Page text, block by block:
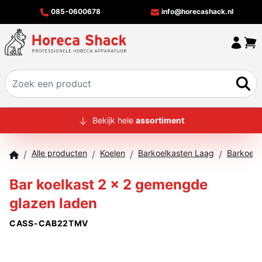
085-0600678 info@horecashack.nl
HOME
OVER ONS
MERKEN
OFFERTECHECKER
Bekijk hele assortiment
/ Alle producten / Koelen / Barkoelkasten Laag /
Bar koelkast 2 x 2 gemengde
glazen laden
CASS-CAB22TMV